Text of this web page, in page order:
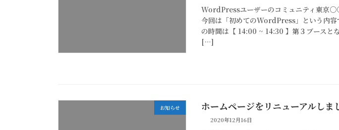
WordPressユーザーのコミュニティ東京
今回は「初めてのWordPress」という内容
の時間は【 14:00 ~ 14:30 】第３ブースと
[…]
お知らせ ホームページをリニューアルしま
2020年12月16日